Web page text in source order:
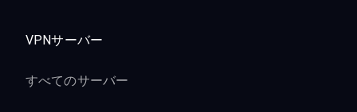
VPNサーバー
すべてのサーバー